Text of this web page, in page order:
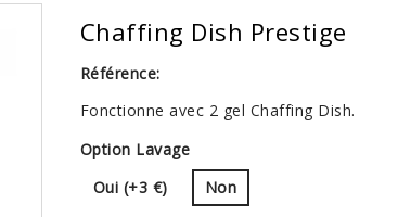
Chaffing Dish Prestige
Référence:
Fonctionne avec 2 gel Chaffing Dish.
Option Lavage
Oui (+3 €)
Non